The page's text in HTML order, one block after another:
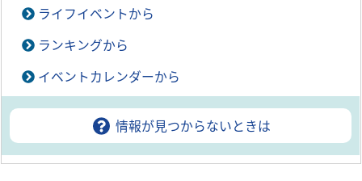
ライフイベントから
ランキングから
イベントカレンダーから
情報が見つからないときは